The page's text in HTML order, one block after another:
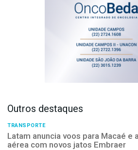
Outros destaques
TRANSPORTE
Latam anuncia voos para Macaé e
aérea com novos jatos Embraer